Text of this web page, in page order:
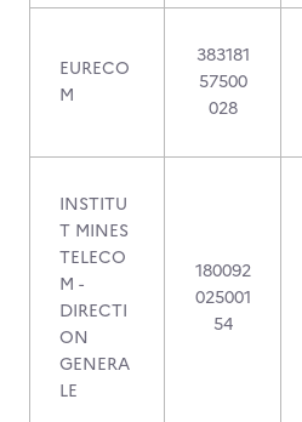
EURECO
M
383181
57500
028
INSTITU
T MINES
TELECO
M -
DIRECTI
ON
GENERA
LE
180092
025001
54